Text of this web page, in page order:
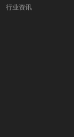
行业资讯